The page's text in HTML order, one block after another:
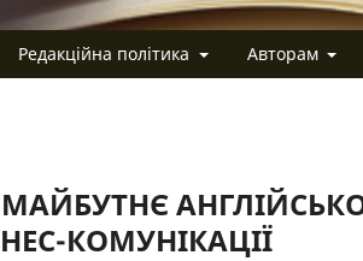
Редакційна політика Авторам
КОМУНІКАЦІЇ